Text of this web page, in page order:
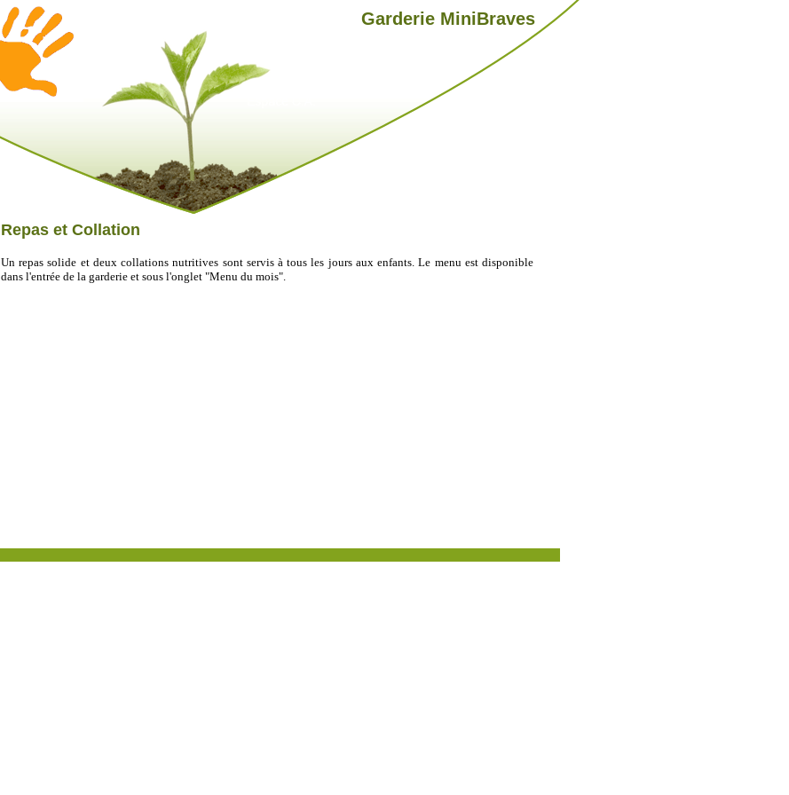
Garderie MiniBraves
Repas et Collation
Un repas solide et deux collations nutritives sont servis à tous les jours aux enfants. Le menu est disponible
dans l'entrée de la garderie et sous l'onglet "Menu du mois".